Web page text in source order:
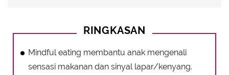
RINGKASAN
Mindful eating membantu anak mengenali
sensasi makanan dan sinyal lapar/kenyang.